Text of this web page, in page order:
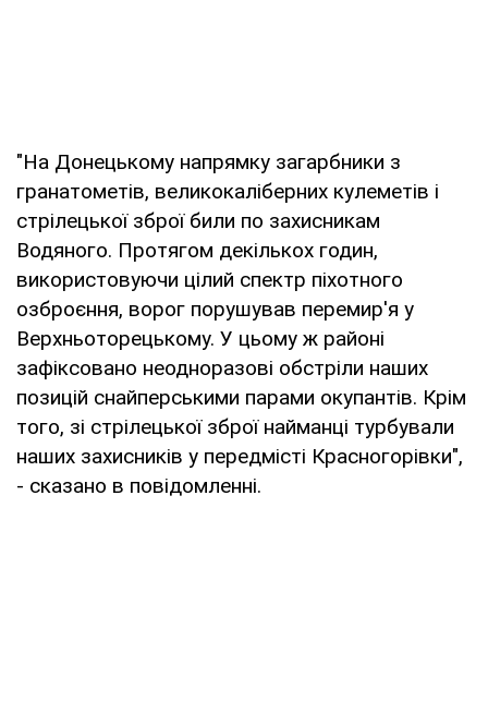
"На Донецькому напрямку загарбники з
гранатометів, великокаліберних кулеметів і
стрілецької зброї били по захисникам
Водяного. Протягом декількох годин,
використовуючи цілий спектр піхотного
озброєння, ворог порушував перемир'я у
Верхньоторецькому. У цьому ж районі
зафіксовано неодноразові обстріли наших
позицій снайперськими парами окупантів. Крім
того, зі стрілецької зброї найманці турбували
наших захисників у передмісті Красногорівки",
- сказано в повідомленні.